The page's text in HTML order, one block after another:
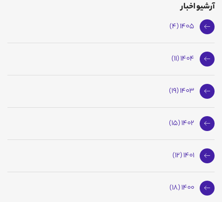
آرشیو اخبار
1405 (4)
1404 (11)
1403 (19)
1402 (15)
1401 (12)
1400 (18)